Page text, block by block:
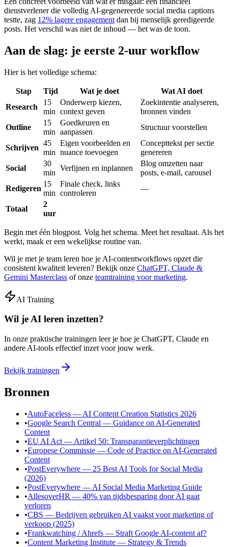
dienstverlener die volledig AI-gegenereerde social media captions
testte, zag 12% lagere engagement dan bij menselijk geredigeerde
posts. Het verschil was niet de inhoud — het was de toon.
Aan de slag: je eerste 2-uur workflow
Hier is het volledige schema:
Stap Tijd Wat je doet
Wat AI doet
Research
15
min
Onderwerp kiezen,
context geven
Zoekintentie analyseren,
bronnen vinden
Outline
15
min
Goedkeuren en
aanpassen
Structuur voorstellen
Schrijven
45
min
Eigen voorbeelden en
nuance toevoegen
Concepttekst per sectie
genereren
Social
30
min
Verfijnen en inplannen
Blog omzetten naar
posts, e-mail, carousel
Redigeren
15
min
Finale check, links
controleren
—
Totaal
2
uur
Begin met één blogpost. Volg het schema. Meet het resultaat. Als het
werkt, maak er een wekelijkse routine van.
Wil je met je team leren hoe je AI-contentworkflows opzet die
consistent kwaliteit leveren? Bekijk onze ChatGPT, Claude &
Gemini Masterclass of onze teamtraining voor marketing.
AI Training
Wil je AI leren inzetten?
In onze praktische trainingen leer je hoe je ChatGPT, Claude en
andere AI-tools effectief inzet voor jouw werk.
Bekijk trainingen
Bronnen
•AutoFaceless — AI Content Creation Statistics 2026
•Google Search Central — Guidance on AI-Generated
Content
•EU AI Act — Artikel 50: Transparantieverplichtingen
•Europese Commissie — Code of Practice on AI-Generated
Content
•PostEverywhere — 25 Best AI Tools for Social Media
(2026)
•PostEverywhere — AI Social Media Marketing Guide
•AllesoverHR — 40% van tijdsbesparing door AI gaat
verloren
•CBS — Bedrijven gebruiken AI vaakst voor marketing of
verkoop (2025)
•Frankwatching / Ahrefs — Straft Google AI-content af?
•Content Marketing Institute — Strategy & Trends